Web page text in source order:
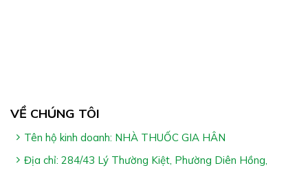
Trẻ em từ 2-6 tuổi: uống 1 ống/lần/ngày.
Trẻ em từ 6-12 tuổi: uống 1 ống/lần x 2 lần/ngày
Trẻ trên 12 tuổi và người lớn: uống 1-2 ống/lần x 2
VỀ CHÚNG TÔI
Tên hộ kinh doanh: NHÀ THUỐC GIA HÂN
Địa chỉ: 284/43 Lý Thường Kiệt, Phường Diên Hồng,